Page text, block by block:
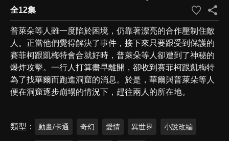
全12集
普萊朵等人雖一度陷於困境，仍靠著漂亮的合作壓制住敵
人。正當他們覺得解決了事件，接下來只要跟受到保護的
賽菲柯跟凱梅特會合就好時，普萊朵等人卻遭到了神秘的
爆炸攻擊。一行人打算盡早離開，卻收到賽菲柯跟凱梅特
為了找華爾而跑進洞窟的消息。於是，華爾與普萊朵等人
便在洞窟逐步崩塌的情況下，趕往兩人的所在地。
類型 動畫/卡通 奇幻 愛情 異世界 小說改編